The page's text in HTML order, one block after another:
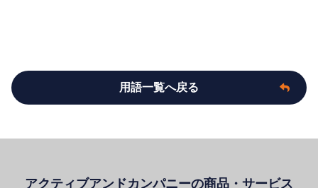
用語一覧へ戻る
アクティブアンドカンパニーの商品・サービス